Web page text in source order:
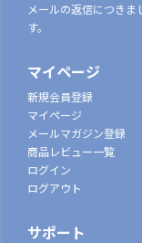
メールの返信につき
す。
マイページ
新規会員登録
マイページ
メールマガジン登録
商品レビュー一覧
ログイン
ログアウト
サポート